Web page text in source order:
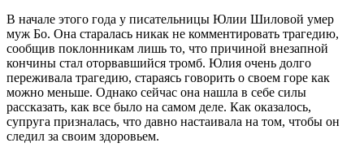
В начале этого года у писательницы Юлии Шиловой умер
муж Бо. Она старалась никак не комментировать трагедию,
сообщив поклонникам лишь то, что причиной внезапной
кончины стал оторвавшийся тромб. Юлия очень долго
переживала трагедию, стараясь говорить о своем горе как
можно меньше. Однако сейчас она нашла в себе силы
рассказать, как все было на самом деле. Как оказалось,
супруга призналась, что давно настаивала на том, чтобы он
следил за своим здоровьем.